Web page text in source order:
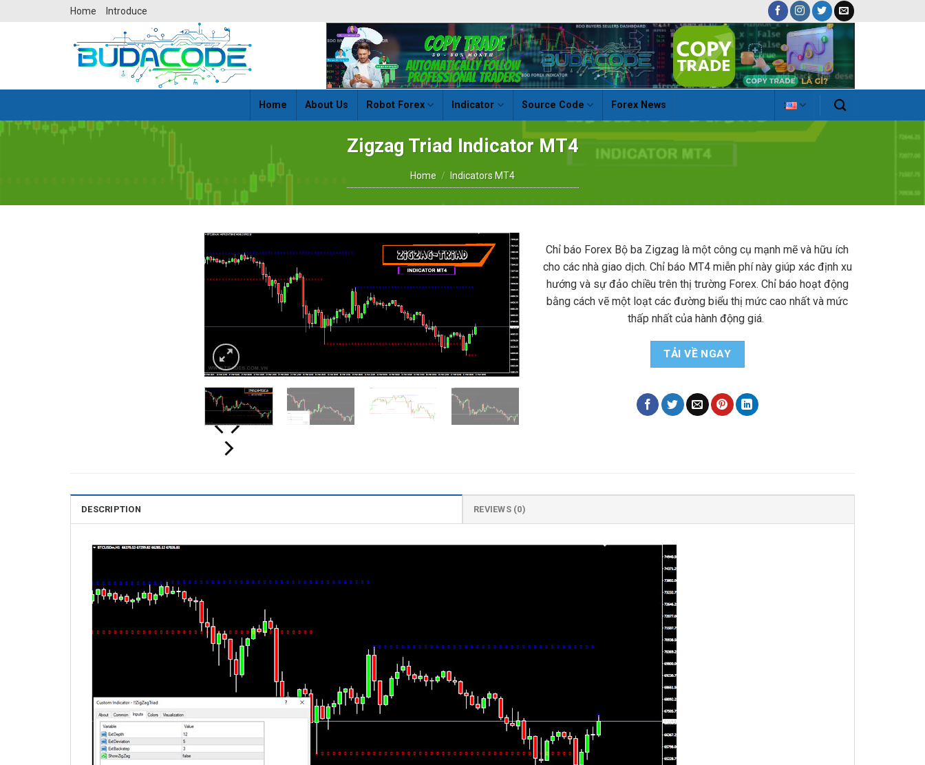
Home Introduce
Home About Us Robot Forex Indicator Source Code Forex News :
Zigzag Triad Indicator MT4
Home / Indicators MT4
Chỉ báo Forex Bộ ba Zigzag là một công cụ mạnh mẽ và hữu ích
cho các nhà giao dịch. Chỉ báo MT4 miễn phí này giúp xác định xu
hướng và sự đảo chiều trên thị trường Forex. Chỉ báo hoạt động
bằng cách vẽ một loạt các đường biểu thị mức cao nhất và mức
thấp nhất của hành động giá.
TẢI VỀ NGAY
DESCRIPTION REVIEWS (0)